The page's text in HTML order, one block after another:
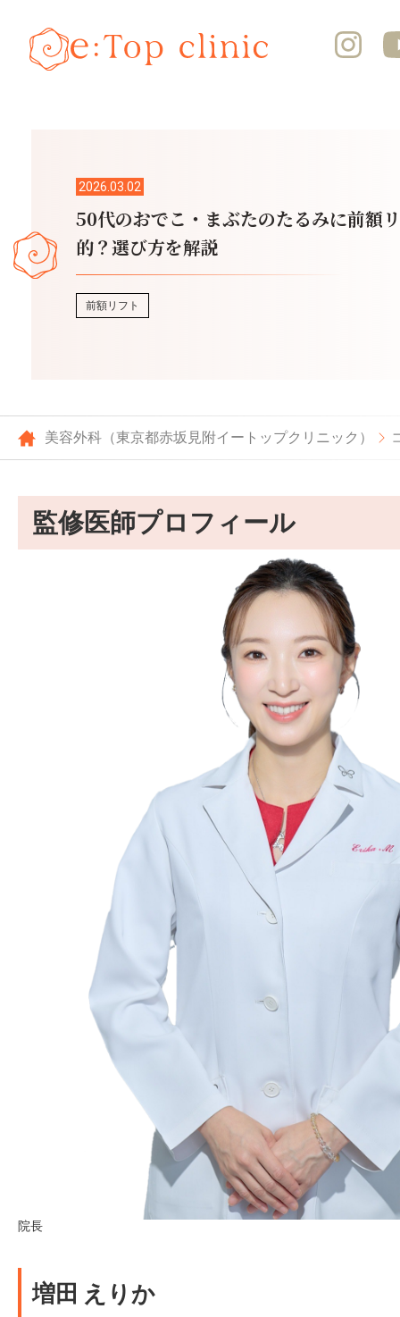
前額リフト
50代のおでこ・まぶたのたるみに前額
的？選び方を解説
2026.03.02
美容外科（東京都赤坂見附イートップクリニック）
監修医師プロフィール
院長
増田 えりか